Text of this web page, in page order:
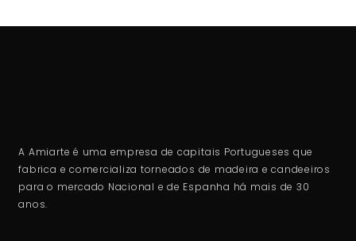
A Amiarte é uma empresa de capitais Portugueses que
fabrica e comercializa torneados de madeira e candeeiros
para o mercado Nacional e de Espanha há mais de 30
anos.